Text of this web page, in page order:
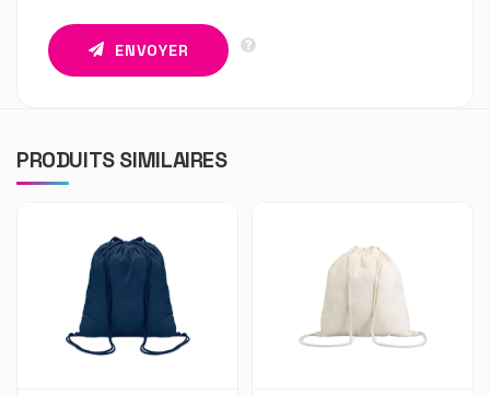
ENVOYER
PRODUITS SIMILAIRES